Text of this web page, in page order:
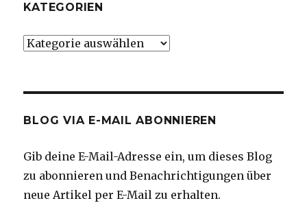
KATEGORIEN
Kategorien
BLOG VIA E-MAIL ABONNIEREN
Gib deine E-Mail-Adresse ein, um dieses Blog
zu abonnieren und Benachrichtigungen über
neue Artikel per E-Mail zu erhalten.